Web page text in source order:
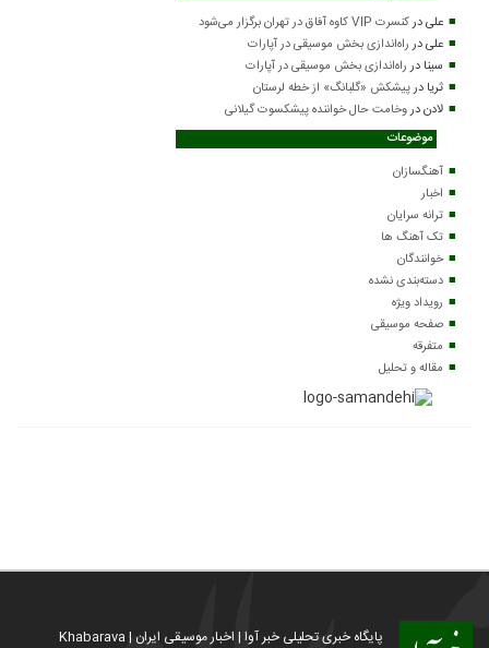
علیدرکنسرت VIP کاوه آفاق در تهران برگزار می‌شود
علیدرراه‌اندازی بخش موسیقی در آپارات
سینا درراه‌اندازی بخش موسیقی در آپارات
ثریا درپیشکش «گلبانگ» از خطه لرستان
لادندروخامت حال خواننده پیشکسوت گیلانی
موضوعات
آهنگسازان
اخبار
ترانه سرایان
تک آهنگ ها
خوانندگان
دسته‌بندی نشده
رویداد ویژه
صفحه موسیقی
متفرقه
مقاله و تحلیل
پایگاه خبری تحلیلی خبر آوا | اخبار موسیقی ایران | Khabarava